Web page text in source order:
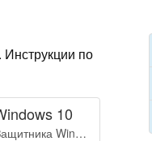
по
10
Основные способы отключения Защитника Windows в Windows 10